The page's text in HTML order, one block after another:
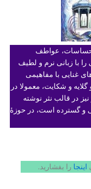
احساسات، عواطف
با زبانی نرم و لطیف
غنایی با مفاهیمی
و شکایت، معمولا در
در قالب نثر نوشته
و گسترده است، در حوزۀ
اینجارا بفشارید.